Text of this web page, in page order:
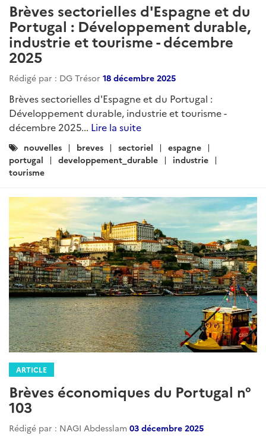
Brèves sectorielles d'Espagne et du
Portugal : Développement durable,
industrie et tourisme - décembre
2025
Rédigé par : DG Trésor 18 décembre 2025
Brèves sectorielles d'Espagne et du Portugal :
Développement durable, industrie et tourisme -
décembre 2025... Lire la suite
Catégories
:
nouvelles breves sectoriel
espagne
portugal
developpement_durable
industrie
tourisme
ARTICLE
Brèves économiques du Portugal n°
103
Rédigé par : NAGI Abdesslam 03 décembre 2025